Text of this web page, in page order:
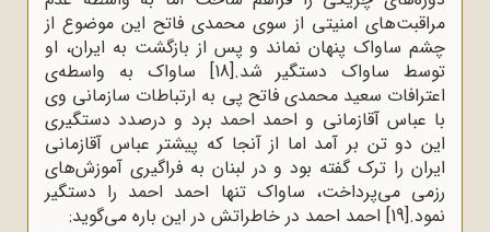
مراقبت‌های امنیتی از سوی محمدی‌ فاتح این موضوع از
چشم ساواک پنهان نماند و پس از بازگشت به ایران، او
توسط ساواک دستگیر شد.[18]
ساواک به واسطه‌ی
اعترافات سعید محمدی فاتح پی به ارتباطات سازمانی وی
با عباس آقازمانی و احمد احمد برد و درصدد دستگیری
این دو تن بر آمد اما از آنجا که پیشتر عباس آقازمانی
ایران را ترک گفته بود و در لبنان به فراگیری آموزش‌های
رزمی می‌پرداخت، ساواک تنها احمد احمد را دستگیر
نمود.[19]
احمد احمد در خاطراتش در این باره می‌گوید: